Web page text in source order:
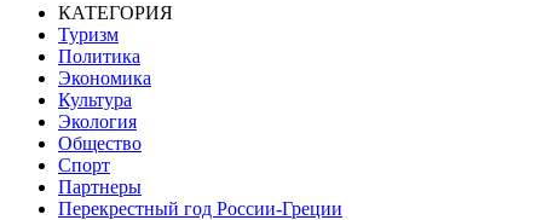
КАТЕГОРИЯ
Туризм
Политика
Экономика
Культура
Экология
Общество
Спорт
Партнеры
Перекрестный год России-Греции